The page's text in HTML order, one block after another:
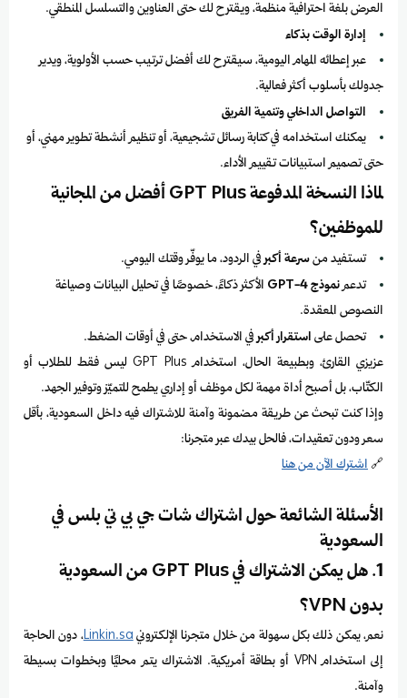
العرض بلغة احترافية منظمة، ويقترح لك حتى العناوين والتسلسل المنطقي.
إدارة الوقت بذكاء
عبر إعطائه المهام اليومية، سيقترح لك أفضل ترتيب حسب الأولوية، ويدير
جدولك بأسلوب أكثر فعالية.
التواصل الداخلي وتنمية الفريق
يمكنك استخدامه في كتابة رسائل تشجيعية، أو تنظيم أنشطة تطوير مهني، أو
حتى تصميم استبيانات تقييم الأداء.
لماذا النسخة المدفوعة GPT Plus أفضل من المجانية
للموظفين؟
تستفيد منسرعة أكبرفي الردود، ما يوفّر وقتك اليومي.
تدعمنموذج GPT-4
الأكثر ذكاءً، خصوصًا في تحليل البيانات وصياغة
النصوص المعقدة.
تحصل على استقرار أكبرفي الاستخدام، حتى في أوقات الضغط.
عزيزي القارئ، وبطبيعة الحال، استخدام GPT Plus ليس فقط للطلاب أو
الكتّاب، بل أصبح أداة مهمة لكل موظف أو إداري يطمح للتميّز وتوفير الجهد.
وإذا كنت تبحث عن طريقة مضمونة وآمنة للاشتراك فيه داخل السعودية، بأقل
سعر ودون تعقيدات، فالحل بيدك عبر متجرنا:
🔗اشترك الآن من هنا
الأسئلة الشائعة حول اشتراك شات جي بي تي بلس في
السعودية
1. هل يمكن الاشتراك في GPT Plus من السعودية
بدون VPN؟
نعم، يمكن ذلك بكل سهولة من خلال متجرنا الإلكترونيLinkin.sa، دون الحاجة
إلى استخدام VPN أو بطاقة أمريكية. الاشتراك يتم محليًا وبخطوات بسيطة
وآمنة.